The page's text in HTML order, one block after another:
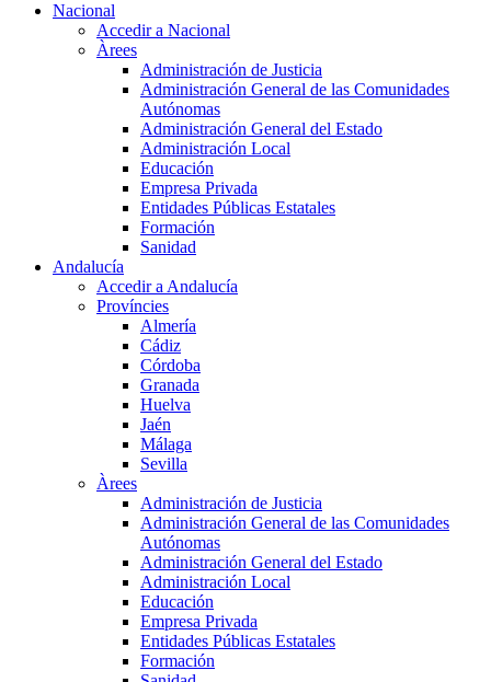
Nacional
Accedir a Nacional
Àrees
Administración de Justicia
Administración General de las Comunidades
Autónomas
Administración General del Estado
Administración Local
Educación
Empresa Privada
Entidades Públicas Estatales
Formación
Sanidad
Andalucía
Accedir a Andalucía
Províncies
Almería
Cádiz
Córdoba
Granada
Huelva
Jaén
Málaga
Sevilla
Àrees
Administración de Justicia
Administración General de las Comunidades
Autónomas
Administración General del Estado
Administración Local
Educación
Empresa Privada
Entidades Públicas Estatales
Formación